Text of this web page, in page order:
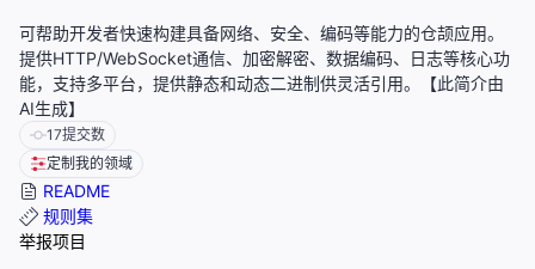
可帮助开发者快速构建具备网络、安全、编码等能力的仓颉应用。
提供HTTP/WebSocket通信、加密解密、数据编码、日志等核心功
能，支持多平台，提供静态和动态二进制供灵活引用。【此简介由
AI生成】
17提交数
定制我的领域
README
规则集
举报项目